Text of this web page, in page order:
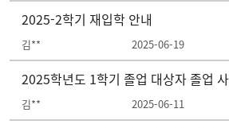
2025-2학기 재입학 안내
김** 2025-06-19
2025학년도 1학기 졸업 대상자 졸업
김** 2025-06-11